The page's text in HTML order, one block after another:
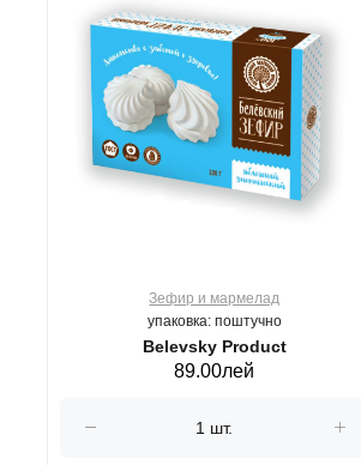
Зефир и мармелад
упаковка: поштучно
Belevsky Product
89.00лей